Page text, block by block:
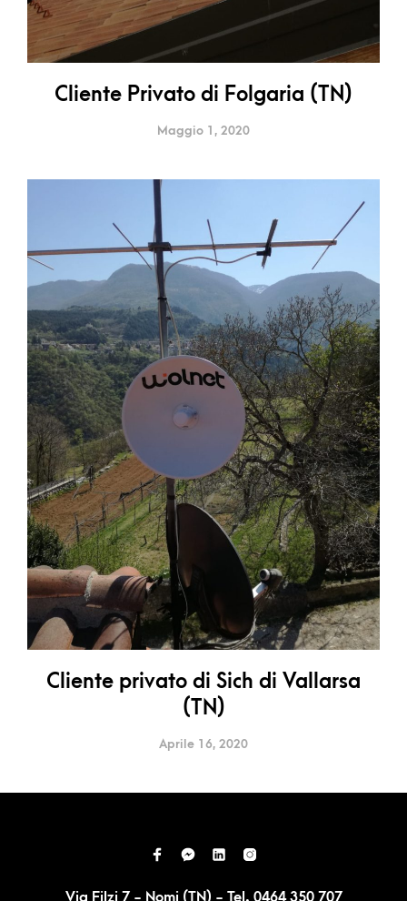
Cliente Privato di Folgaria (TN)
Maggio 1, 2020
Cliente privato di Sich di Vallarsa
(TN)
Aprile 16, 2020
Via Filzi 7 - Nomi (TN) - Tel. 0464 350 707